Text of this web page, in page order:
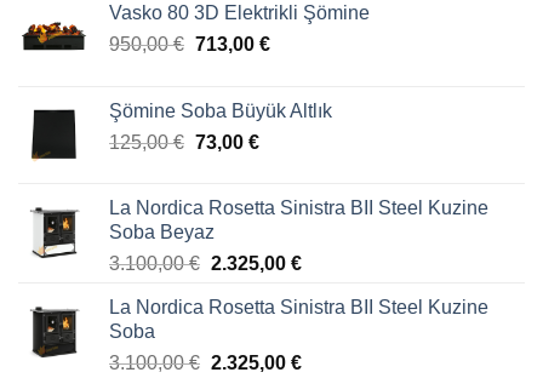
Vasko 80 3D Elektrikli Şömine
950,00€ 713,00 €
Şömine Soba Büyük Altlık
125,00€ 73,00 €
La Nordica Rosetta Sinistra BII Steel Kuzine
Soba Beyaz
3.100,00€ 2.325,00 €
La Nordica Rosetta Sinistra BII Steel Kuzine
Soba
3.100,00€ 2.325,00 €